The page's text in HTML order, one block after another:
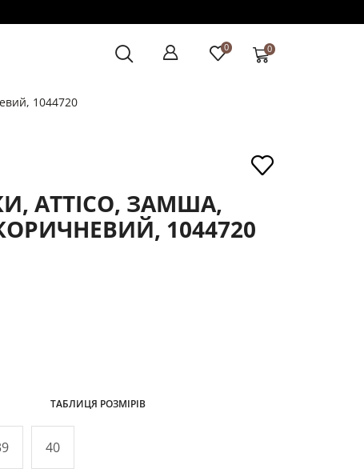
0 0
1044720
ATTICO, ЗАМША,
1044720
ТАБЛИЦЯ РОЗМІРІВ
40